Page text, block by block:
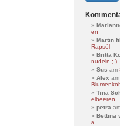
en
Martin
Rapsöl
Britta
nudeln ;-)
Sus am
Alex am
Tina
elbeeren
petra
Bettina
a